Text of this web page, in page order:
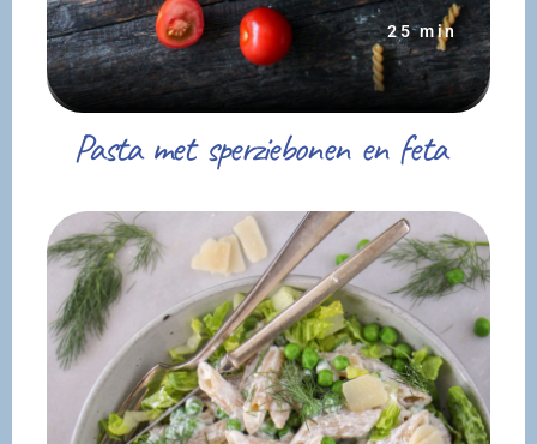
Pasta met sperziebonen en feta
25 min